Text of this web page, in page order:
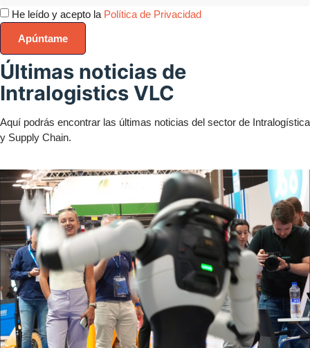
He leído y acepto la Política de Privacidad
Apúntame
Últimas noticias de
Intralogistics VLC
Aquí podrás encontrar las últimas noticias del sector de Intralogística
y Supply Chain.